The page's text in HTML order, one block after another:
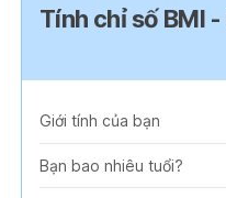
Tính chỉ số BMI
Giới tính của bạn
Bạn bao nhiêu tuổi?